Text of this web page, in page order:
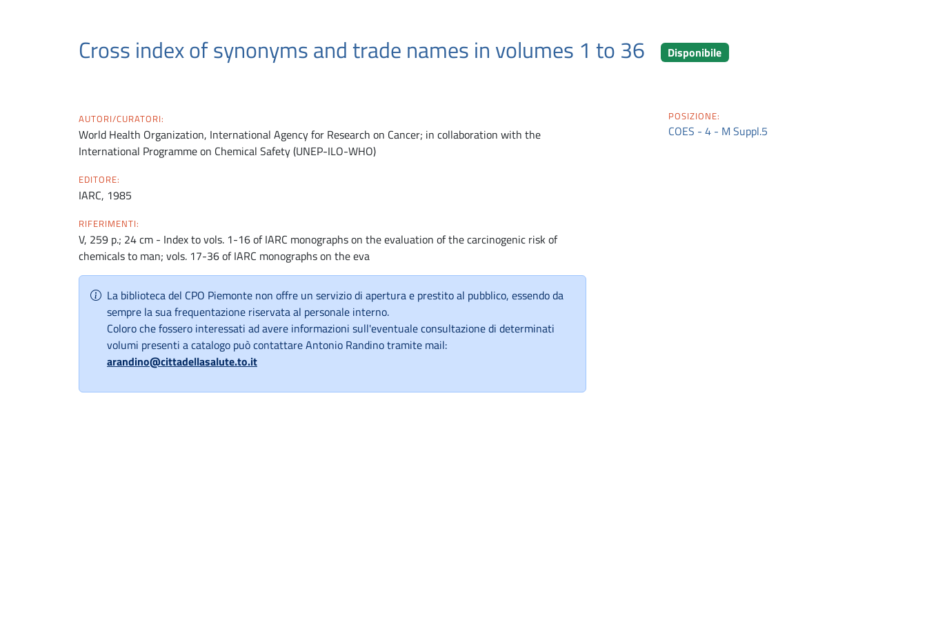
Cross index of synonyms and trade names in volumes 1 to 36 Disponibile
AUTORI/CURATORI:
World Health Organization, International Agency for Research on Cancer; in collaboration with the
International Programme on Chemical Safety (UNEP-ILO-WHO)
EDITORE:
IARC, 1985
RIFERIMENTI:
V, 259 p.; 24 cm - Index to vols. 1-16 of IARC monographs on the evaluation of the carcinogenic risk of
chemicals to man; vols. 17-36 of IARC monographs on the eva
La biblioteca del CPO Piemonte non offre un servizio di apertura e prestito al pubblico, essendo da
sempre la sua frequentazione riservata al personale interno.
Coloro che fossero interessati ad avere informazioni sull'eventuale consultazione di determinati
volumi presenti a catalogo può contattare Antonio Randino tramite mail:
arandino@cittadellasalute.to.it
POSIZIONE:
COES - 4 - M Suppl.5